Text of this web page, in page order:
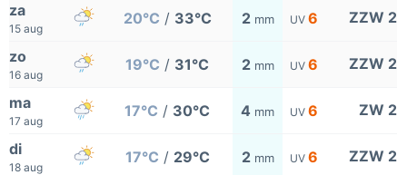
za
15 aug
20°C / 33°C 2 mm UV 6 ZZW 2
zo
16 aug
19°C / 31°C 2 mm UV 6 ZZW 2
ma
17 aug
17°C / 30°C 4 mm UV 6 ZW 2
di
18 aug
17°C / 29°C 2 mm UV 6 ZZW 2